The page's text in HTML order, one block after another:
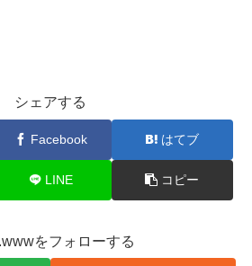
シェアする
Facebook はてブ
LINE コピー
をフォローする